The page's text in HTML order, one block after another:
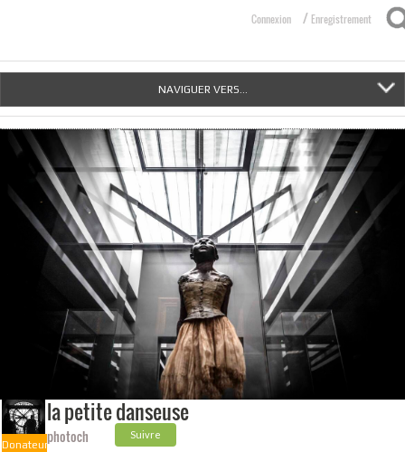
Connexion / Enregistrement
NAVIGUER VERS...
Donateur
la petite danseuse
photoch Suivre